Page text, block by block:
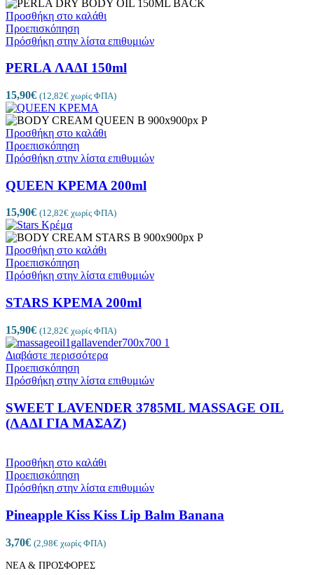
Προσθήκη στο καλάθι
Προεπισκόπηση
Πρόσθήκη στην λίστα επιθυμιών
PERLA ΛΑΔΙ 150ml
15,90€ (12,82€ χωρίς ΦΠΑ)
Προσθήκη στο καλάθι
Προεπισκόπηση
Πρόσθήκη στην λίστα επιθυμιών
QUEEN ΚΡΕΜΑ 200ml
15,90€ (12,82€ χωρίς ΦΠΑ)
Προσθήκη στο καλάθι
Προεπισκόπηση
Πρόσθήκη στην λίστα επιθυμιών
STARS ΚΡΕΜΑ 200ml
15,90€ (12,82€ χωρίς ΦΠΑ)
Διαβάστε περισσότερα
Προεπισκόπηση
Πρόσθήκη στην λίστα επιθυμιών
SWEET LAVENDER 3785ML MASSAGE OIL
(ΛΑΔΙ ΓΙΑ ΜΑΣΑΖ)
Προσθήκη στο καλάθι
Προεπισκόπηση
Πρόσθήκη στην λίστα επιθυμιών
Pineapple Kiss Kiss Lip Balm Banana
3,70€ (2,98€ χωρίς ΦΠΑ)
ΝΕΑ & ΠΡΟΣΦΟΡΕΣ